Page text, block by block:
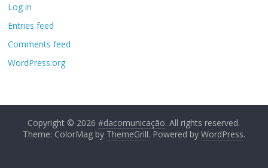
Log in
Entries feed
Comments feed
WordPress.org
Copyright © 2026#dacomunicação. All rights reserved.
Theme: ColorMag by ThemeGrill. Powered by WordPress.